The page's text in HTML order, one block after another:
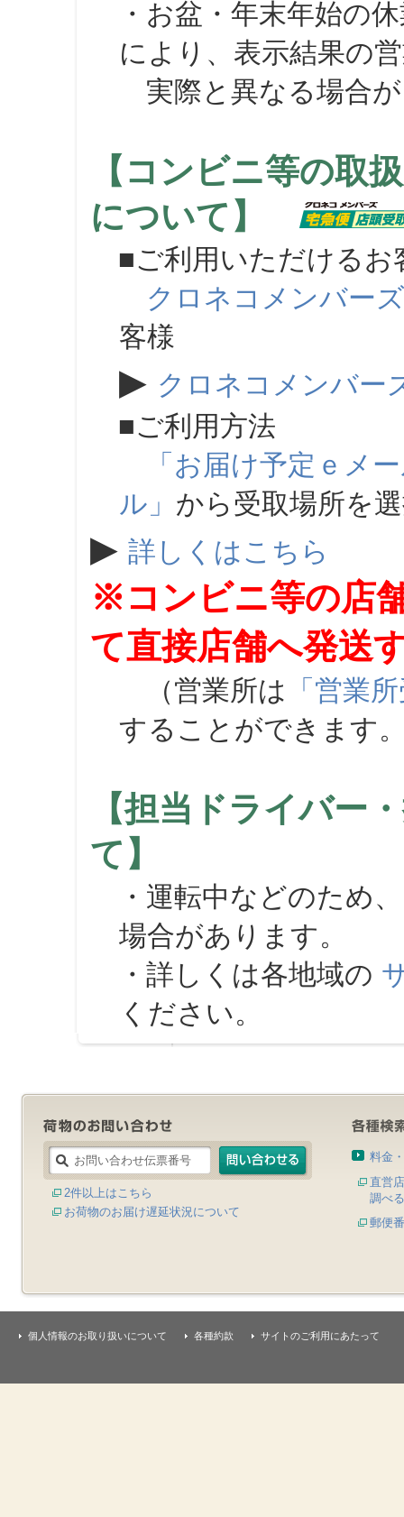
・お盆・年末年始の
により、表示結果の
実際と異なる場合が
【コンビニ等の取
について】
■ご利用いただけるお
クロネコメンバーズ
客様
▶ クロネコメンバー
■ご利用方法
「お届け予定ｅメ
ル」 から受取場所を
▶ 詳しくはこちら
※コンビニ等の店
て直接店舗へ発送
（営業所は 「営業
することができます
【担当ドライバー
て】
・運転中などのため
場合があります。
・詳しくは各地域の
ください。
2件以上はこちら
お荷物のお届け遅延状況について
料金
直営
調べる
郵便
個人情報のお取り扱いについて 各種約款 サイトのご利用にあたって